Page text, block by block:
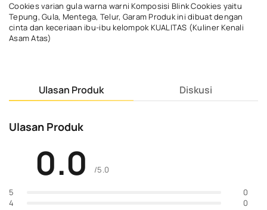
Cookies varian gula warna warni Komposisi Blink Cookies yaitu
Tepung, Gula, Mentega, Telur, Garam Produk ini dibuat dengan
cinta dan keceriaan ibu-ibu kelompok KUALITAS (Kuliner Kenali
Asam Atas)
Ulasan Produk Diskusi
Ulasan Produk
0.0 /5.0
5
0
4
0